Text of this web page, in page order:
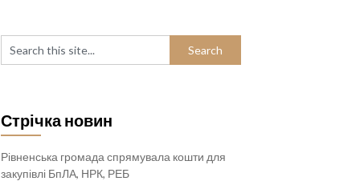
Стрічка новин
Рівненська громада спрямувала кошти для
закупівлі БпЛА, НРК, РЕБ